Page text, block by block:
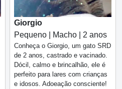
Giorgio
Pequeno | Macho | 2 anos
Conheça o Giorgio, um gato SRD
de 2 anos, castrado e vacinado.
Dócil, calmo e brincalhão, ele é
perfeito para lares com crianças
e idosos. Adoeação consciente!